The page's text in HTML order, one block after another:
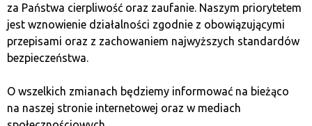
i technologii. Koszty energii elektrycznej
oraz dostępność wydajnych urządzeń do kopania mają
bezpośredni wpływ na podaż kryptowalut w obiegu.
W przypadku walut takich jak doge czy btc, zwiększenie
na wartość danej waluty w usd. Dla programistów
oraz początkujących inwestorów istotne jest również
za Państwa cierpliwość oraz zaufanie. Naszym priorytetem
jest wznowienie działalności zgodnie z obowiązującymi
przepisami oraz z zachowaniem najwyższych standardów
bezpieczeństwa.
O wszelkich zmianach będziemy informować na bieżąco
na naszej stronie internetowej oraz w mediach